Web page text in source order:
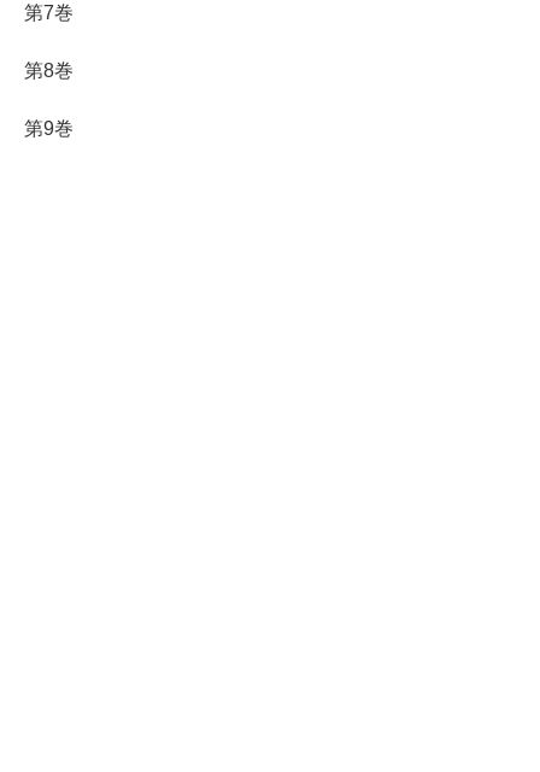
第7巻
第8巻
第9巻